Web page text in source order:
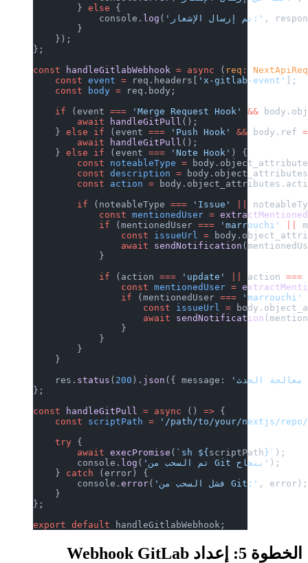
        }
else {
            console.
log ( 'تم إرسال الإشعار:'
,
        }
    });
};
const
handleGitlabWebhook = async (req
    const
event = req.headers[ 'x-gitlab-event' ];
    const
body =
req.body;
    if
(event === 'Merge Request Hook' &&
        await
handleGitPull ();
    }
else if (event === 'Push Hook' &&
body.ref
        await
handleGitPull ();
    }
else if (event === 'Note Hook'
) {
        const
noteableType =
        const
description =
        const
action =
        if
(noteableType === 'Issue'
            const
mentionedUser =
            if
(mentionedUser === 'marrouchi'
                const
issueUrl =
                await
sendNotification
            }
            if
(action === 'update' action ===
                const
mentionedUser =
                if
(mentionedUser ===
'marrouchi'
                    const
issueUrl =
                    await
sendNotification
                }
            }
        }
    }
    res.
status (200 ). json ({ message:
};
const
handleGitPull = async () => {
    const
scriptPath =
'/path/to/your/nextjs/
    try
{
        await
execPromise ( `sh ${scriptPath }` );
        console.
log ( 'تم السحب من Git بنجاح' );
    }
catch
(error) {
        console.
error ( 'فشل السحب من Git:'
,
    }
};
export default handleGitlabWebhook;
الخطوة 5: إعداد Webhook GitLab